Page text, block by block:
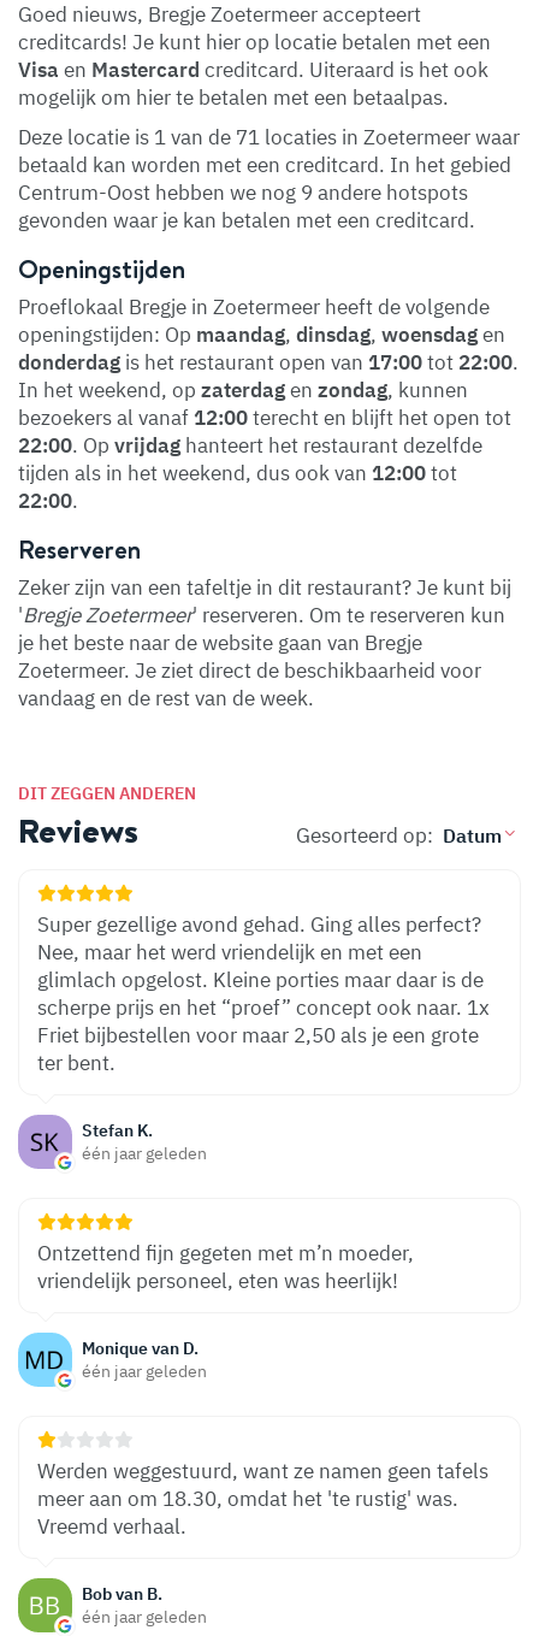
Goed nieuws, Bregje Zoetermeer accepteert
creditcards! Je kunt hier op locatie betalen met een
Visa en Mastercard creditcard. Uiteraard is het ook
mogelijk om hier te betalen met een betaalpas.
Deze locatie is 1 van de 71 locaties in Zoetermeer waar
betaald kan worden met een creditcard. In het gebied
Centrum-Oost hebben we nog 9 andere hotspots
gevonden waar je kan betalen met een creditcard.
Openingstijden
Proeflokaal Bregje in Zoetermeer heeft de volgende
openingstijden: Op maandag, dinsdag, woensdagen
donderdag is het restaurant open van 17:00tot 22:00.
In het weekend, op zaterdagen zondag, kunnen
bezoekers al vanaf 12:00terecht en blijft het open tot
22:00. Op vrijdag hanteert het restaurant dezelfde
tijden als in het weekend, dus ook van 12:00tot
22:00.
Reserveren
Zeker zijn van een tafeltje in dit restaurant? Je kunt bij
'Bregje Zoetermeer' reserveren. Om te reserveren kun
je het beste naar de website gaan van Bregje
Zoetermeer. Je ziet direct de beschikbaarheid voor
vandaag en de rest van de week.
DIT ZEGGEN ANDEREN
Reviews Gesorteerd op:
Stefan K.
één jaar geleden
Super gezellige avond gehad. Ging alles perfect?
Nee, maar het werd vriendelijk en met een
glimlach opgelost. Kleine porties maar daar is de
scherpe prijs en het “proef” concept ook naar. 1x
Friet bijbestellen voor maar 2,50 als je een grote
ter bent.
Monique van D.
één jaar geleden
Ontzettend fijn gegeten met m’n moeder,
vriendelijk personeel, eten was heerlijk!
Bob van B.
één jaar geleden
Werden weggestuurd, want ze namen geen tafels
meer aan om 18.30, omdat het 'te rustig' was.
Vreemd verhaal.